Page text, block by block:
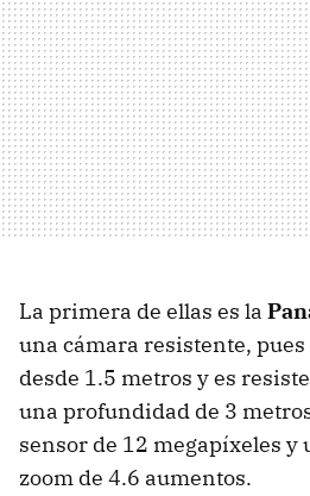
La primera de ellas es la
una cámara resistente,
desde 1.5 metros y es
una profundidad de 3
sensor de 12 megapíxeles y
zoom de 4.6 aumentos.